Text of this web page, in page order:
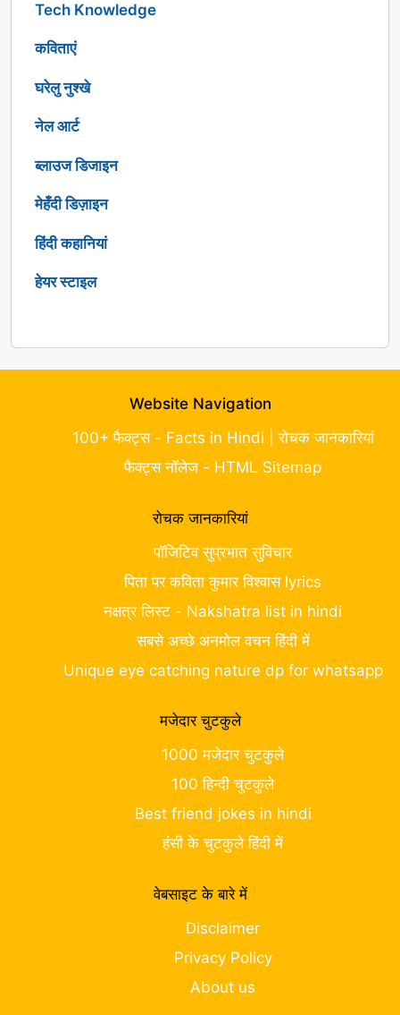
Tech Knowledge
कविताएं
घरेलु नुश्खे
नेल आर्ट
ब्लाउज डिजाइन
मेहँदी डिज़ाइन
हिंदी कहानियां
हेयर स्टाइल
Website Navigation
100+ फैक्ट्स - Facts in Hindi | रोचक जानकारियां
फैक्ट्स नॉलेज - HTML Sitemap
रोचक जानकारियां
पॉजिटिव सुप्रभात सुविचार
पिता पर कविता कुमार विश्वास lyrics
नक्षत्र लिस्ट - Nakshatra list in hindi
सबसे अच्छे अनमोल वचन हिंदी में
Unique eye catching nature dp for whatsapp
मजेदार चुटकुले
1000 मजेदार चुटकुले
100 हिन्दी चुटकुले
Best friend jokes in hindi
हंसी के चुटकुले हिंदी में
वेबसाइट के बारे में
Disclaimer
Privacy Policy
About us